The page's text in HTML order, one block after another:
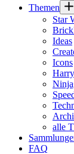
Themen
Star
Ideas
Icons
alle
FAQ